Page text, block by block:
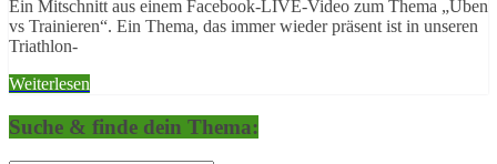
Ein Mitschnitt aus einem Facebook-LIVE-Video zum Thema „Üben
vs Trainieren“. Ein Thema, das immer wieder präsent ist in unseren
Triathlon-
Weiterlesen
Suche & finde dein Thema: